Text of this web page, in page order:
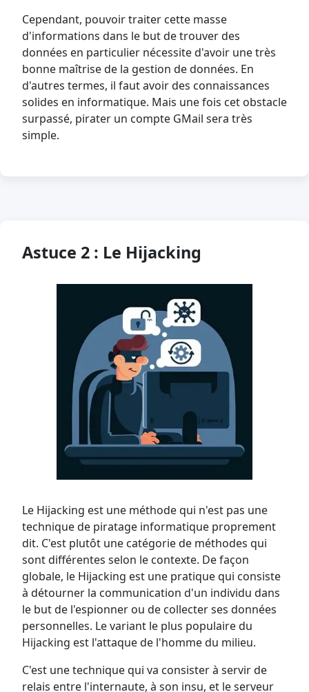
Cependant, pouvoir traiter cette masse
d'informations dans le but de trouver des
données en particulier nécessite d'avoir une très
bonne maîtrise de la gestion de données. En
d'autres termes, il faut avoir des connaissances
solides en informatique. Mais une fois cet obstacle
surpassé, pirater un compte GMail sera très
simple.
Astuce 2 : Le Hijacking
Le Hijacking est une méthode qui n'est pas une
technique de piratage informatique proprement
dit. C'est plutôt une catégorie de méthodes qui
sont différentes selon le contexte. De façon
globale, le Hijacking est une pratique qui consiste
à détourner la communication d'un individu dans
le but de l'espionner ou de collecter ses données
personnelles. Le variant le plus populaire du
Hijacking est l'attaque de l'homme du milieu.
C'est une technique qui va consister à servir de
relais entre l'internaute, à son insu, et le serveur